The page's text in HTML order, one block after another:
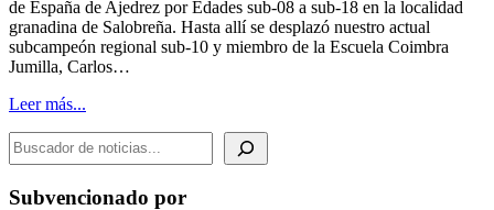
de España de Ajedrez por Edades sub-08 a sub-18 en la localidad
granadina de Salobreña. Hasta allí se desplazó nuestro actual
subcampeón regional sub-10 y miembro de la Escuela Coimbra
Jumilla, Carlos…
Leer más...
BUSCADOR DE NOTICIAS
Subvencionado por